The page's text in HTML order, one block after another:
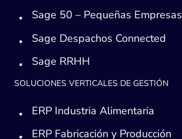
Sage 50 – Pequeñas Empresas
Sage Despachos Connected
Sage RRHH
SOLUCIONES VERTICALES DE GESTIÓN
ERP Industria Alimentaria
ERP Fabricación y Producción